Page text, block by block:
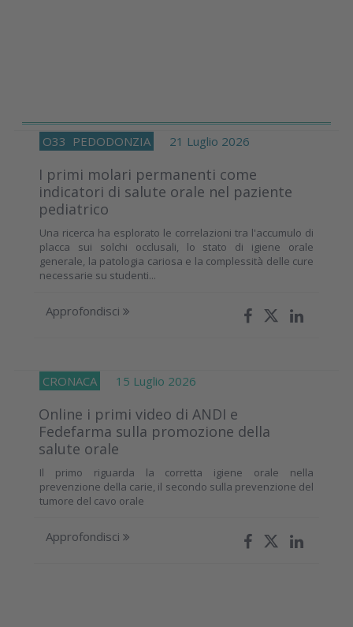
O33 PEDODONZIA 21 Luglio 2026
I primi molari permanenti come
indicatori di salute orale nel paziente
pediatrico
Una ricerca ha esplorato le correlazioni tra l'accumulo di
placca sui solchi occlusali, lo stato di igiene orale
generale, la patologia cariosa e la complessità delle cure
necessarie su studenti...
Approfondisci
CRONACA 15 Luglio 2026
Online i primi video di ANDI e
Fedefarma sulla promozione della
salute orale
Il primo riguarda la corretta igiene orale nella
prevenzione della carie, il secondo sulla prevenzione del
tumore del cavo orale
Approfondisci